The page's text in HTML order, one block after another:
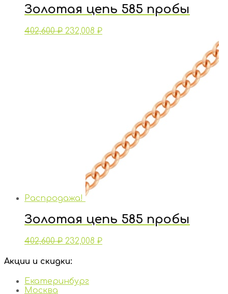
Золотая цепь 585 пробы
402,600₽ 232,008 ₽
Распродажа!
Золотая цепь 585 пробы
402,600₽ 232,008 ₽
Акции и скидки:
Екатеринбург
Москва